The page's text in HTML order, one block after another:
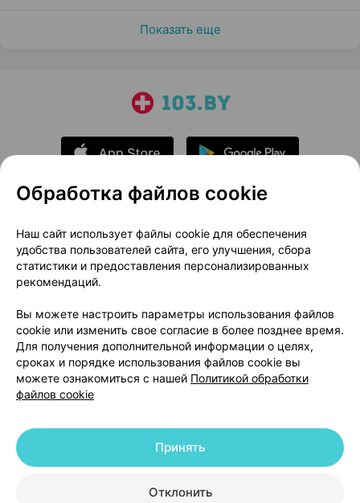
Показать еще
О проекте
Новости проекта
Размещение рекламы
Медицинский маркетинг
Публичный договор
Доставка
Способы оплаты
Вакансии
Партнеры
Написать руководителю 103.by
Написать в поддержку
Персональные настройки Cookie
© 2026 ООО «Артокс Лаб», УНП 191700409 | 220012, Республика Беларусь,
+375 291212755
Обработка файлов cookie
Наш сайт использует файлы cookie для обеспечения
удобства пользователей сайта, его улучшения, сбора
статистики и предоставления персонализированных
рекомендаций.
Вы можете настроить параметры использования файлов
cookie или изменить свое согласие в более позднее время.
Для получения дополнительной информации о целях,
сроках и порядке использования файлов cookie вы
можете ознакомиться с нашей Политикой обработки
файлов cookie
Отклонить
Принять